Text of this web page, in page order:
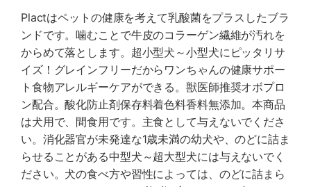
Plactはペットの健康を考えて乳酸菌をプラスしたブラ
ンドです。噛むことで牛皮のコラーゲン繊維が汚れを
からめて落とします。超小型犬～小型犬にピッタリサ
イズ！グレインフリーだからワンちゃんの健康サポー
ト食物アレルギーケアができる。獣医師推奨オボプロ
ン配合。酸化防止剤保存料着色料香料無添加。本商品
は犬用で、間食用です。主食として与えないでくださ
い。消化器官が未発達な1歳未満の幼犬や、のどに詰ま
らせることがある中型犬～超大型犬には与えないでく
ださい。犬の食べ方や習性によっては、のどに詰まら